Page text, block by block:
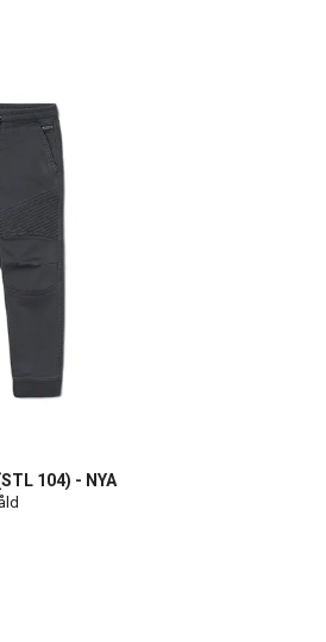
104) - NYA